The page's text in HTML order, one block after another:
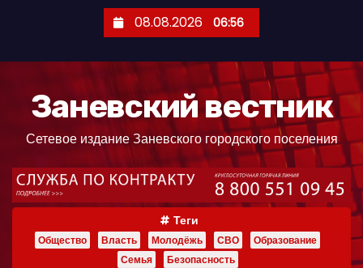
08.08.2026 06:56
Заневский вестник
Сетевое издание Заневского городского поселения
Теги
Общество Власть Молодёжь СВО
Образование
Семья
Безопасность